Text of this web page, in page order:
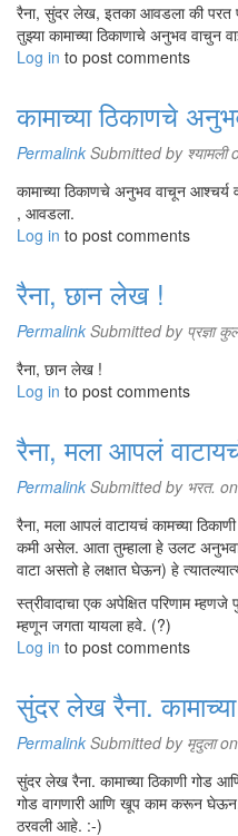
रैना, सुंदर लेख, इतका आवडला की परत
तुझ्या कामाच्या ठिकाणाचे अनुभव वाचुन
Log in to post comments
कामाच्या ठिकाणचे
Permalink Submitted by श्यामली
कामाच्या ठिकाणचे अनुभव वाचून
, आवडला.
Log in to post comments
रैना, छान लेख !
Permalink Submitted by प्रज्ञा
रैना, छान लेख !
Log in to post comments
रैना, मला आपलं
Permalink Submitted by भरत.
रैना, मला आपलं वाटायचं कामच्या
कमी असेल. आता तुम्हाला हे उलट
वाटा असतो हे लक्षात घेऊन) हे
स्त्रीवादाचा एक अपेक्षित परिणाम
म्हणून जगता यायला हवे. (?)
Log in to post comments
सुंदर लेख रैना. कामाच्या
Permalink Submitted by मृदुलाon
सुंदर लेख रैना. कामाच्या ठिकाणी गोड
गोड वागणारी आणि खूप काम करून
ठरवली आहे. :-)